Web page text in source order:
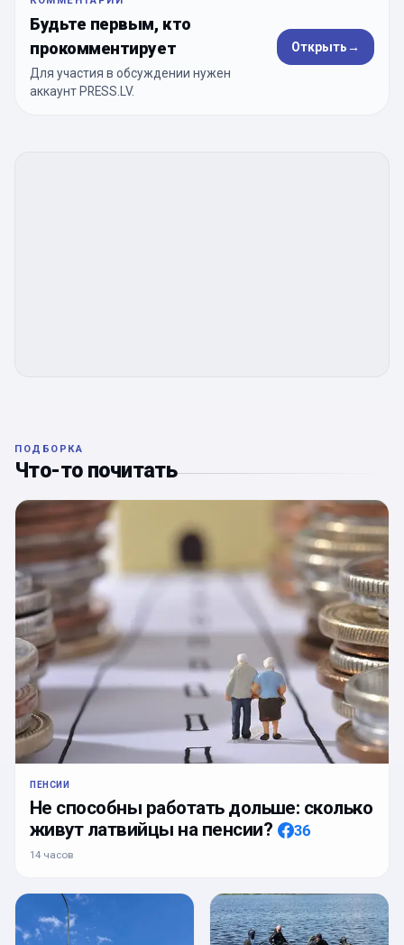
Будьте первым, кто
прокомментирует
Для участия в обсуждении нужен
аккаунт PRESS.LV.
Открыть→
ПОДБОРКА
Что-то почитать
ПЕНСИИ
Не способны работать дольше: сколько
живут латвийцы на пенсии?
36
14 часов